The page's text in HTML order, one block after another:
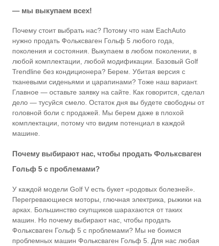
— мы выкупаем всех!
Почему стоит выбрать нас? Потому что нам EachAuto
нужно продать Фольксваген Гольф 5 любого года,
поколения и состояния. Выкупаем в любом поколении, в
любой комплектации, любой модификации. Базовый Golf
Trendline без кондиционера? Берем. Убитая версия с
тканевыми сиденьями и царапинами? Тоже наш вариант.
Главное — оставьте заявку на сайте. Как говорится, сделал
дело — тусуйся смело. Остаток дня вы будете свободны от
головной боли с продажей. Мы берем даже в плохой
комплектации, потому что видим потенциал в каждой
машине.
Почему выбирают нас, чтобы продать Фольксваген
Гольф 5 с проблемами?
У каждой модели Golf V есть букет «родовых болезней».
Перегревающиеся моторы, глючная электрика, рыжики на
арках. Большинство скупщиков шарахаются от таких
машин. Но почему выбирают нас, чтобы продать
Фольксваген Гольф 5 с проблемами? Мы не боимся
проблемных машин Фольксваген Гольф 5. Для нас любая